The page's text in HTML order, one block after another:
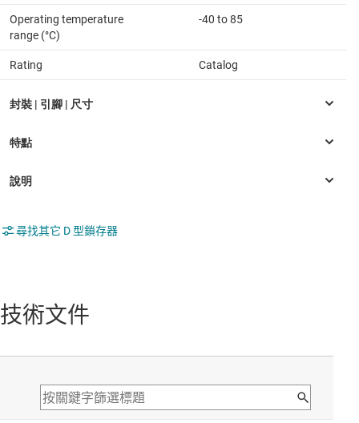
Operating temperature
range (°C)
-40 to 85
Rating Catalog
尋找其它 D 型鎖存器
技術文件